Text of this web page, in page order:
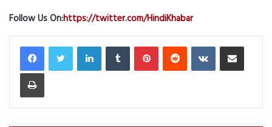
Follow Us On:https://twitter.com/HindiKhabar
LinkedInTumblr PinterestReddit VKontakteShare via Email
Print